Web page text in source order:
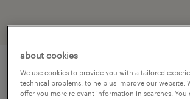
описание должности
about cookies
We use cookies to provide you with a tailored
technical problems, to help us improve our website.
offer you more relevant information in searches. You